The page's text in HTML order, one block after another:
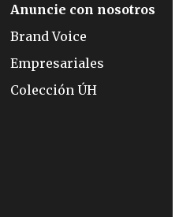
Anuncie con nosotros
Brand Voice
Empresariales
Colección ÚH